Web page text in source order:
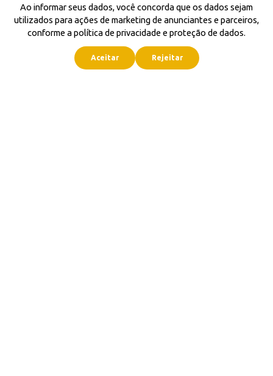
Ao informar seus dados, você concorda que os dados sejam
utilizados para ações de marketing de anunciantes e parceiros,
conforme a política de privacidade e proteção de dados.
Aceitar Rejeitar